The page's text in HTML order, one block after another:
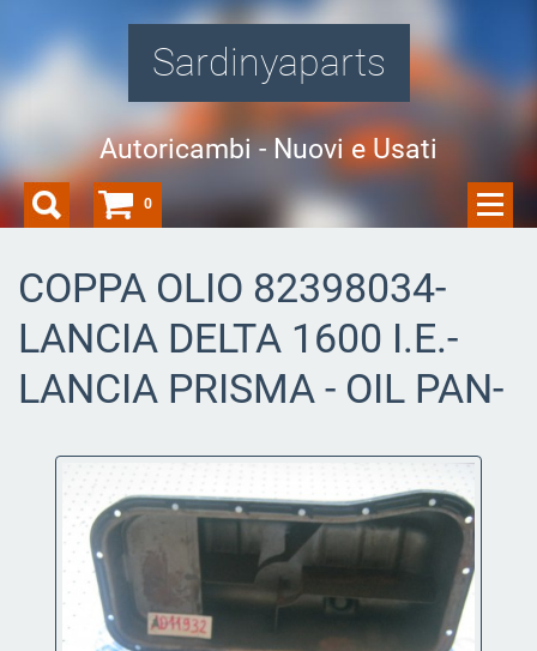
Sardinyaparts
Autoricambi - Nuovi e Usati
COPPA OLIO 82398034-
LANCIA DELTA 1600 I.E.-
LANCIA PRISMA - OIL PAN-
0